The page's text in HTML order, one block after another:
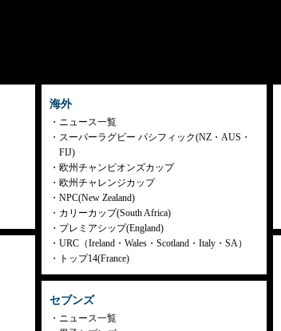
海外
ニュース一覧
スーパーラグビー パシフィック(NZ・AUS・
FIJ)
欧州チャンピオンズカップ
欧州チャレンジカップ
NPC(New Zealand)
カリーカップ(South Africa)
プレミアシップ(England)
URC（Ireland・Wales・Scotland・Italy・SA）
トップ14(France)
セブンズ
ニュース一覧